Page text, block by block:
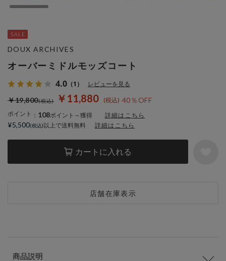
オーバーミドルモッズコート
4.0 （1） レビューを見る
￥11,880 40％OFF
￥19,800
ポイント ： 108ポイント～獲得 詳細はこちら
カートに入れる
店舗在庫表示
DOUX ARCHIVES
¥5,500 以上で送料無料 詳細はこちら
商品説明